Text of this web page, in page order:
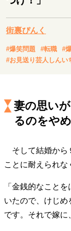
経営・ビジネス
重圧との向き合
ライフスタイル・生
40代からの景色
街裏ぴんく
#爆笑問題 #転職 #
#お見送り芸人しんい
妻の思い
るのをや
そして結婚から
ことに耐えられな
「金銭的なこと
いたので、けじめ
です。それで嫁に